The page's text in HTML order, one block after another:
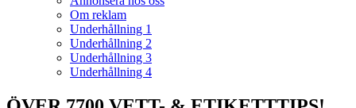
Om reklam
Underhållning 1
Underhållning 2
Underhållning 3
Underhållning 4